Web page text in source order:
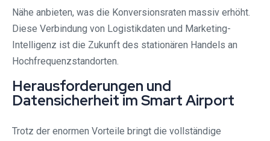
Nähe anbieten, was die Konversionsraten massiv erhöht.
Diese Verbindung von Logistikdaten und Marketing-
Intelligenz ist die Zukunft des stationären Handels an
Hochfrequenzstandorten.
Herausforderungen und
Datensicherheit im Smart Airport
Trotz der enormen Vorteile bringt die vollständige